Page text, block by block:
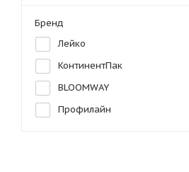
Бренд
Лейко
КонтинентПак
BLOOMWAY
Профилайн